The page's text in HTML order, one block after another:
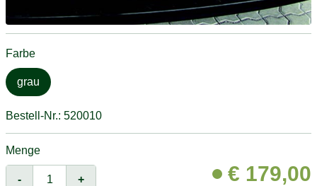
Farbe
grau
Bestell-Nr.: 520010
Menge
- + € 179,00